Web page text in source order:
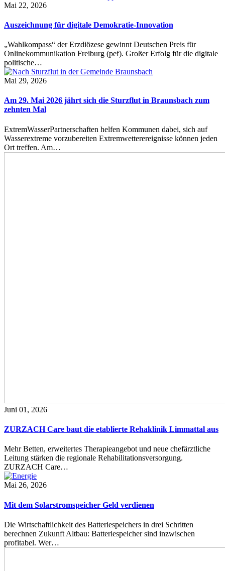
Mai 22, 2026
Auszeichnung für digitale Demokratie-Innovation
„Wahlkompass“ der Erzdiözese gewinnt Deutschen Preis für
Onlinekommunikation Freiburg (pef). Großer Erfolg für die digitale
politische…
Mai 29, 2026
Am 29. Mai 2026 jährt sich die Sturzflut in Braunsbach zum
zehnten Mal
ExtremWasserPartnerschaften helfen Kommunen dabei, sich auf
Wasserextreme vorzubereiten Extremwetterereignisse können jeden
Ort treffen. Am…
Juni 01, 2026
ZURZACH Care baut die etablierte Rehaklinik Limmattal aus
Mehr Betten, erweitertes Therapieangebot und neue chefärztliche
Leitung stärken die regionale Rehabilitationsversorgung.
ZURZACH Care…
Mai 26, 2026
Mit dem Solarstromspeicher Geld verdienen
Die Wirtschaftlichkeit des Batteriespeichers in drei Schritten
berechnen Zukunft Altbau: Batteriespeicher sind inzwischen
profitabel. Wer…